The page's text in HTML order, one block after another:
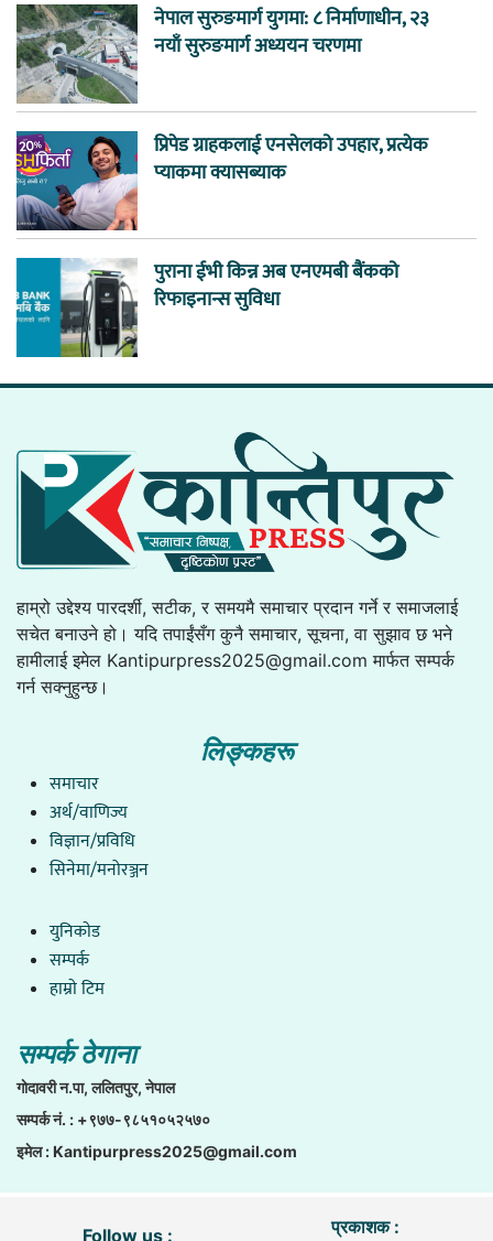
नेपाल सुरुङमार्ग युगमा: ८ निर्माणाधीन, २३
नयाँ सुरुङमार्ग अध्ययन चरणमा
प्रिपेड ग्राहकलाई एनसेलको उपहार, प्रत्येक
प्याकमा क्यासब्याक
पुराना ईभी किन्न अब एनएमबी बैंकको
रिफाइनान्स सुविधा
हाम्रो उद्देश्य पारदर्शी, सटीक, र समयमै समाचार प्रदान गर्ने र समाजलाई
सचेत बनाउने हो। यदि तपाईंसँग कुनै समाचार, सूचना, वा सुझाव छ भने
हामीलाई इमेल Kantipurpress2025@gmail.com मार्फत सम्पर्क
गर्न सक्नुहुन्छ।
लिङ्कहरू
समाचार
अर्थ/वाणिज्य
विज्ञान/प्रविधि
सिनेमा/मनोरञ्जन
युनिकाेड
सम्पर्क
हाम्राे टिम
सम्पर्क ठेगाना
गाेदावरी न.पा, ललितपुर, नेपाल
सम्पर्क नं. : +९७७-९८५१०५२५७०
इमेल :Kantipurpress2025@gmail.com
Follow us : प्रकाशक :